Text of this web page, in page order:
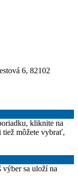
6, 82102
kliknite na
môžete vybrať,
sa uloží na